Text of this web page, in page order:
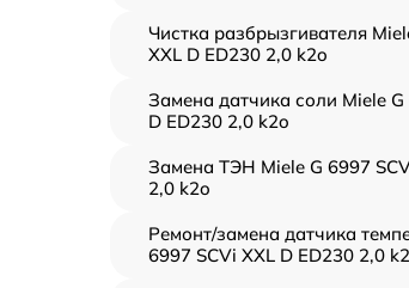
Чистка разбрызгивателя
XXL D ED230 2,0 k2o
Замена датчика соли Miele G
D ED230 2,0 k2o
Замена ТЭН Miele G 6997
2,0 k2o
Ремонт/замена датчика
6997 SCVi XXL D ED230 2,0